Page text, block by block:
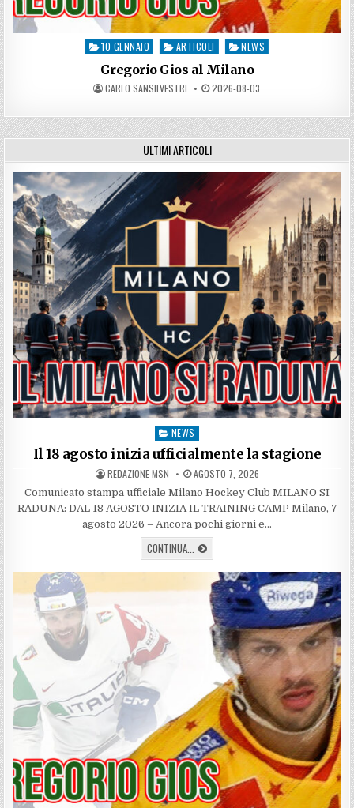
Posted
10 GENNAIO ARTICOLI NEWS
Gregorio Gios al Milano
AUTHOR:
CARLO SANSILVESTRI PUBLISHED
DATE:
2026-08-03
ULTIMI ARTICOLI
Posted
in
NEWS
Il 18 agosto inizia ufficialmente la stagione
AUTHOR:
REDAZIONE MSN PUBLISHED
DATE:
AGOSTO 7, 2026
Comunicato stampa ufficiale Milano Hockey Club MILANO SI
RADUNA: DAL 18 AGOSTO INIZIA IL TRAINING CAMP Milano, 7
agosto 2026 – Ancora pochi giorni e…
CONTINUA... IL
18
AGOSTO
INIZIA
UFFICIALMENTE
STAGIONE